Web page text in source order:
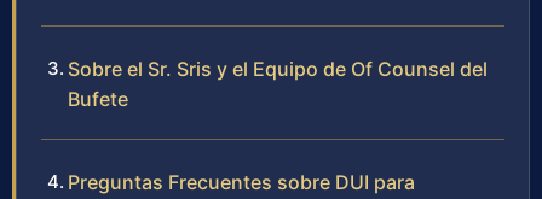
Sobre el Sr. Sris y el Equipo de Of Counsel del
Bufete
Preguntas Frecuentes sobre DUI para